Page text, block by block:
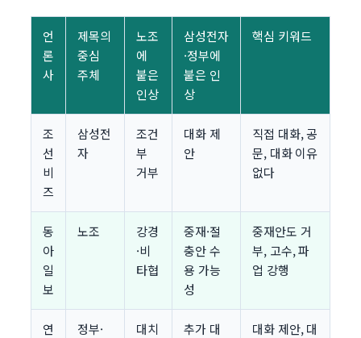
언
론
사
제목의
중심
주체
노조
에
붙은
인상
삼성전자
·정부에
붙은 인
상
핵심 키워드
조
선
비
즈
삼성전
자
조건
부
거부
대화 제
안
직접 대화, 공
문, 대화 이유
없다
동
아
일
보
노조
강경
·비
타협
중재·절
충안 수
용 가능
성
중재안도 거
부, 고수, 파
업 강행
연
정부·
대치
추가 대
대화 제안, 대